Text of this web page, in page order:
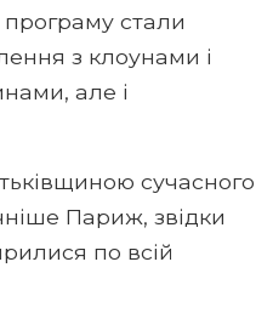
стали
з клоунами і
але і
сучасного
Париж, звідки
по всій